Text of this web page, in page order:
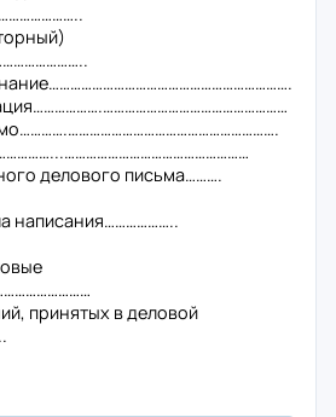
делового письма……….
написания………………..
принятых в деловой